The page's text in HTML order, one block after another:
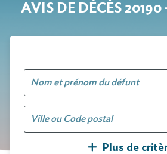
AVIS DE DÉCÈS
Plus de